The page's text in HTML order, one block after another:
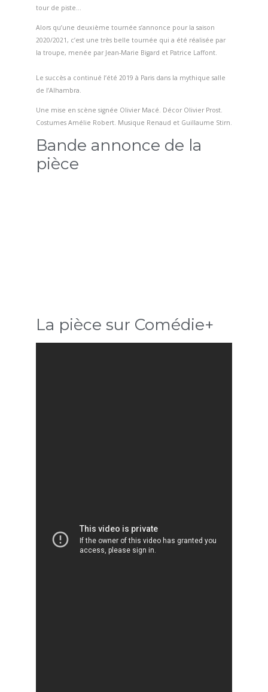
tour de piste…
Alors qu’une deuxième tournée s’annonce pour la saison
2020/2021, c’est une très belle tournée qui a été réalisée par
la troupe, menée par Jean-Marie Bigard et Patrice Laffont.
Le succès a continué l’été 2019 à Paris dans la mythique salle
de l’Alhambra.
Une mise en scène signée Olivier Macé. Décor Olivier Prost.
Costumes Amélie Robert. Musique Renaud et Guillaume Stirn.
Bande annonce de la
pièce
La pièce sur Comédie+